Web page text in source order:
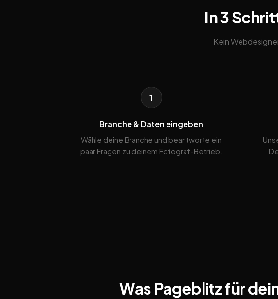
In 3
Kein
1
Branche & Daten eingeben
Wähle deine Branche und beantworte ein
paar Fragen zu deinem Fotograf-Betrieb.
Was Pageblitz für